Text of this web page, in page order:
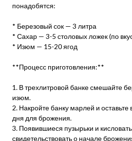
понадобятся:
* Березовый сок — 3 литра
* Сахар — 3-5 столовых ложек (по
* Изюм — 15-20 ягод
**Процесс приготовления:**
1. В трехлитровой банке смешайте
изюм.
2. Накройте банку марлей и
дня для брожения.
3. Появившиеся пузырьки и
свидетельствовать о начале